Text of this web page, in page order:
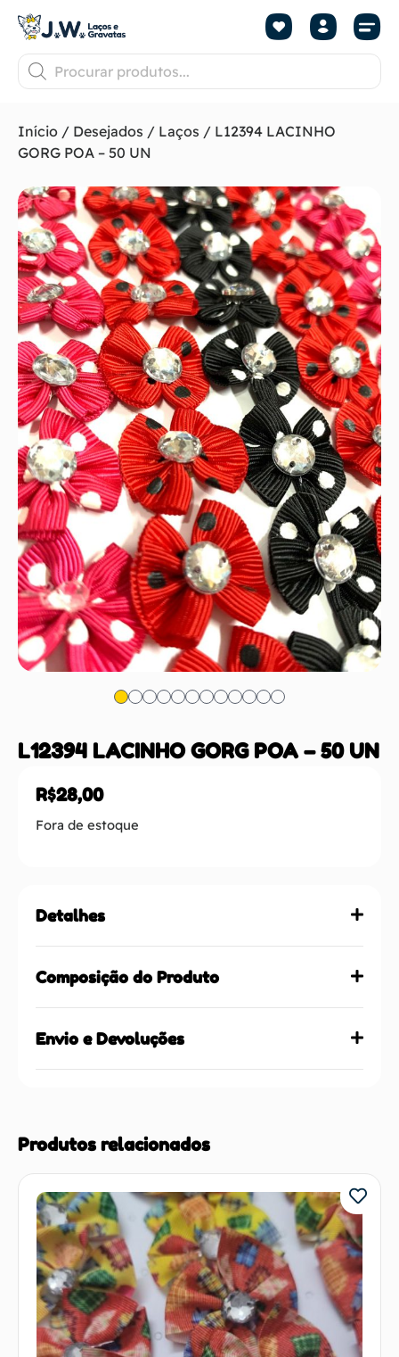
Início / Desejados / Laços / L12394 LACINHO
GORG POA – 50 UN
L12394 LACINHO GORG POA – 50 UN
R$28,00
Fora de estoque
Detalhes
Composição do Produto
Envio e Devoluções
Produtos relacionados